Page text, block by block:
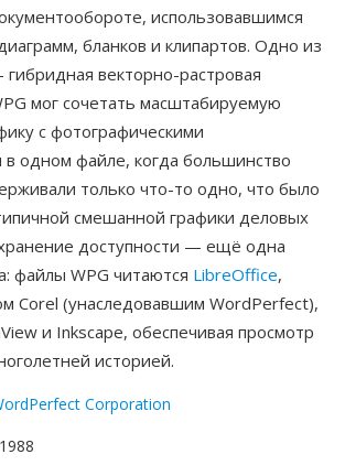
использовавшимся
бланков и клипартов. Одно из
векторно-растровая
мог сочетать масштабируемую
с фотографическими
одном файле, когда большинство
только что-то одно, что было
смешанной графики деловых
доступности — ещё одна
файлы WPG читаются LibreOffice,
Corel (унаследовавшим WordPerfect),
и Inkscape, обеспечивая просмотр
историей.
Corporation